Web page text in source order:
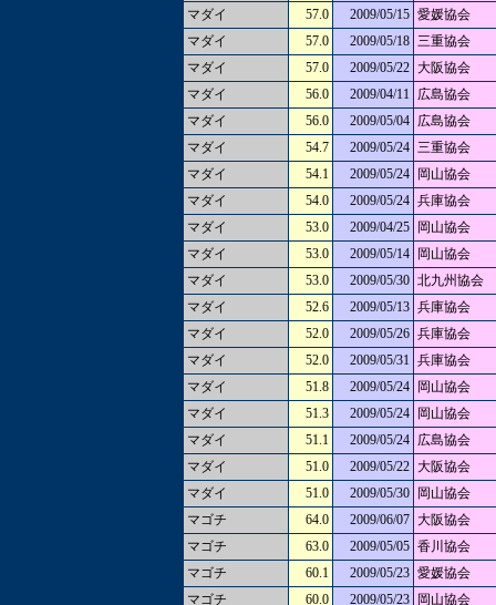
マダイ
57.0 2009/05/15 愛媛協会
マダイ
57.0 2009/05/18 三重協会
マダイ
57.0 2009/05/22 大阪協会
マダイ
56.0 2009/04/11 広島協会
マダイ
56.0 2009/05/04 広島協会
マダイ
54.7 2009/05/24 三重協会
マダイ
54.1 2009/05/24
岡山協会
マダイ
54.0 2009/05/24 兵庫協会
マダイ
53.0 2009/04/25
岡山協会
マダイ
53.0 2009/05/14
岡山協会
マダイ
53.0 2009/05/30 北九州協会
マダイ
52.6 2009/05/13 兵庫協会
マダイ
52.0 2009/05/26 兵庫協会
マダイ
52.0 2009/05/31 兵庫協会
マダイ
51.8 2009/05/24
岡山協会
マダイ
51.3 2009/05/24
岡山協会
マダイ
51.1 2009/05/24 広島協会
マダイ
51.0 2009/05/22 大阪協会
マダイ
51.0 2009/05/30
岡山協会
マゴチ
64.0 2009/06/07 大阪協会
マゴチ
63.0 2009/05/05 香川協会
マゴチ
60.1 2009/05/23 愛媛協会
マゴチ
60.0 2009/05/23
岡山協会